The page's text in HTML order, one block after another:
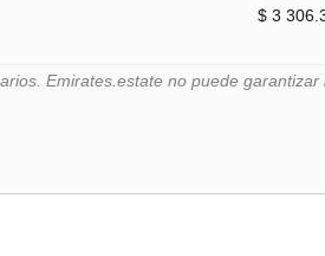
$ 3
Emirates.estate no puede garantizar